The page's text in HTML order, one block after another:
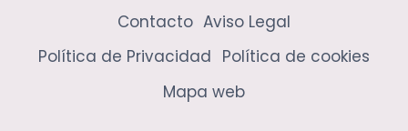
Contacto Aviso Legal
Política de Privacidad Política de cookies
Mapa web